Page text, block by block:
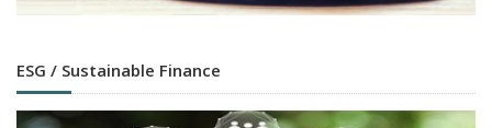
ESG / Sustainable Finance